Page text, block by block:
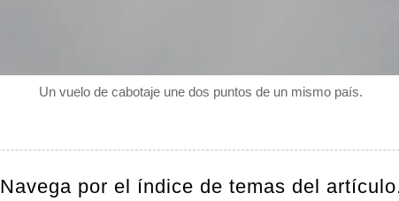
Un vuelo de cabotaje une dos puntos de un mismo país.
Navega por el índice de temas del